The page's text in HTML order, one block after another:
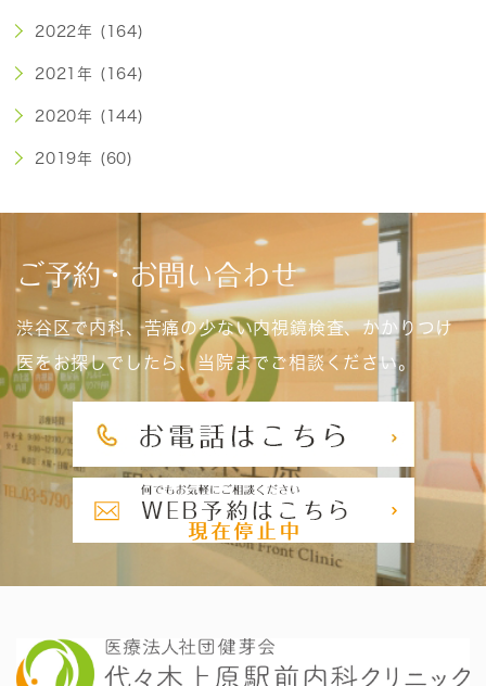
2022年 (164)
2021年 (164)
2020年 (144)
2019年 (60)
ご予約・お問い合わせ
渋谷区で内科、苦痛の少ない内視鏡検査、かかりつけ
医をお探しでしたら、当院までご相談ください。